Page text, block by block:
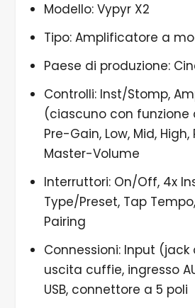
Modello: Vypyr X2
Tipo: Amplificatore a
Paese di produzione:
Controlli: Inst/Stomp,
(ciascuno con funzione
Pre-Gain, Low, Mid,
Master-Volume
Interruttori: On/Off, 4x
Type/Preset, Tap
Pairing
Connessioni: Input
uscita cuffie, ingresso
USB, connettore a 5 poli